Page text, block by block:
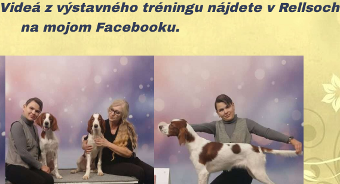
z výstavného tréningu nájdete v Rellsoch
na mojom Facebooku.